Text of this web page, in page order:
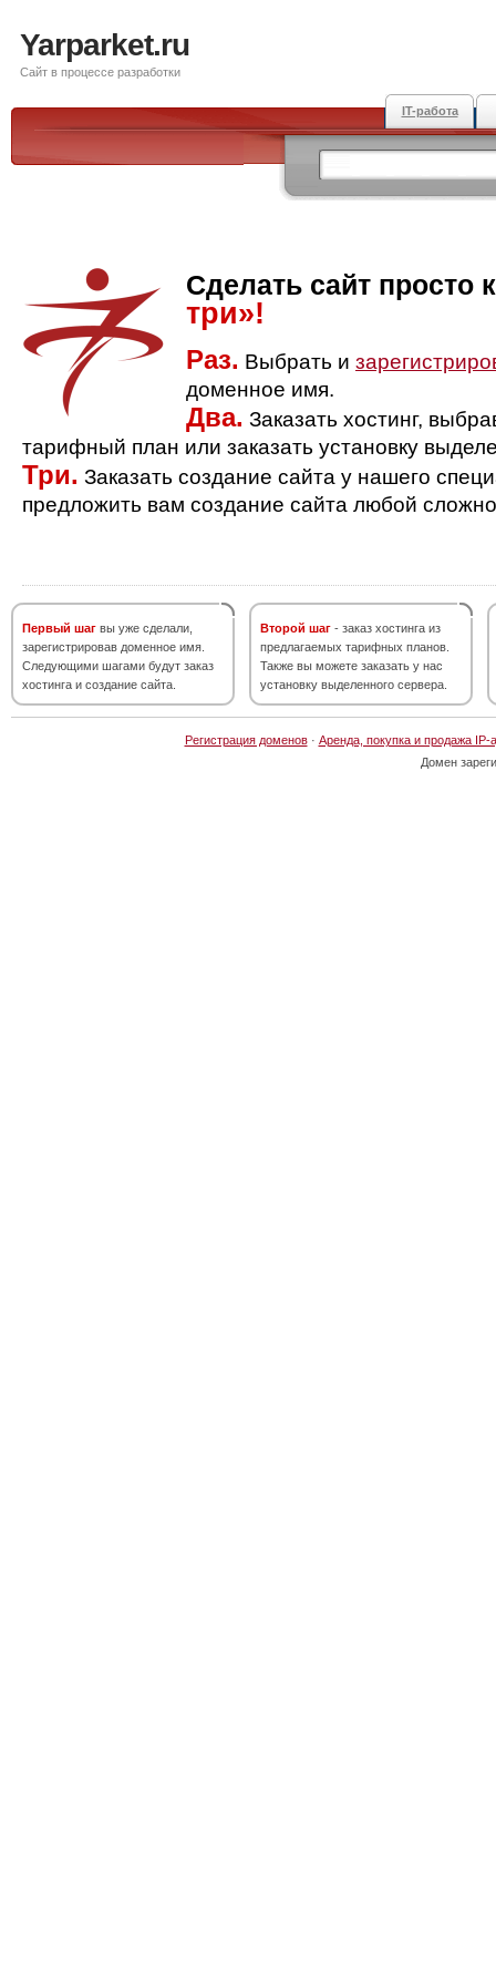
Yarparket.ru
Сайт в процессе разработки
IT-работа
Сделать сайт просто
три»!
Раз. Выбрать и
доменное имя.
Два. Заказать хостинг,
тарифный план или заказать установку
Три. Заказать создание сайта у нашего
предложить вам создание сайта любой
Первый шаг вы уже сделали,
зарегистрировав доменное имя.
Следующими шагами будут заказ
хостинга и создание сайта.
Второй шаг - заказ хостинга из
предлагаемых тарифных планов.
Также вы можете заказать у нас
установку выделенного сервера.
Регистрация доменов· Аренда, покупка и продажа IP-
Домен